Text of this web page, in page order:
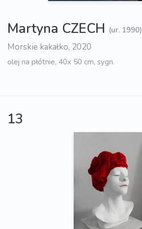
Martyna CZECH (ur. 1990)
Morskie kakałko, 2020
olej na płótnie, 40x 50 cm, sygn.
13